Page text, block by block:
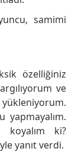
samimi
özelliğiniz
ve
yapmayalım.
ki?
yanıt verdi.